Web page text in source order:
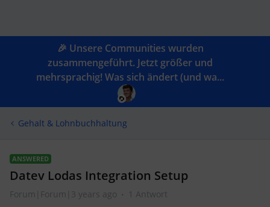
🎉 Unsere Communities wurden
zusammengeführt. Jetzt größer und
mehrsprachig! Was sich ändert (und wa...
Gehalt & Lohnbuchhaltung
ANSWERED
Datev Lodas Integration Setup
Forum|Forum|3 years ago 1 Antwort